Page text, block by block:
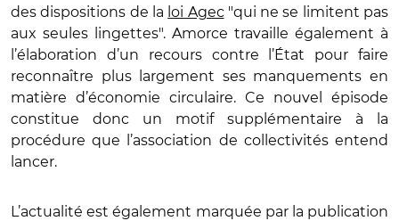
des dispositions de la loi Agec"qui ne se limitent pas
aux seules lingettes". Amorce travaille également à
l’élaboration d’un recours contre l’État pour faire
reconnaître plus largement ses manquements en
matière d’économie circulaire. Ce nouvel épisode
constitue donc un motif supplémentaire à la
procédure que l’association de collectivités entend
lancer.
L’actualité est également marquée par la publication